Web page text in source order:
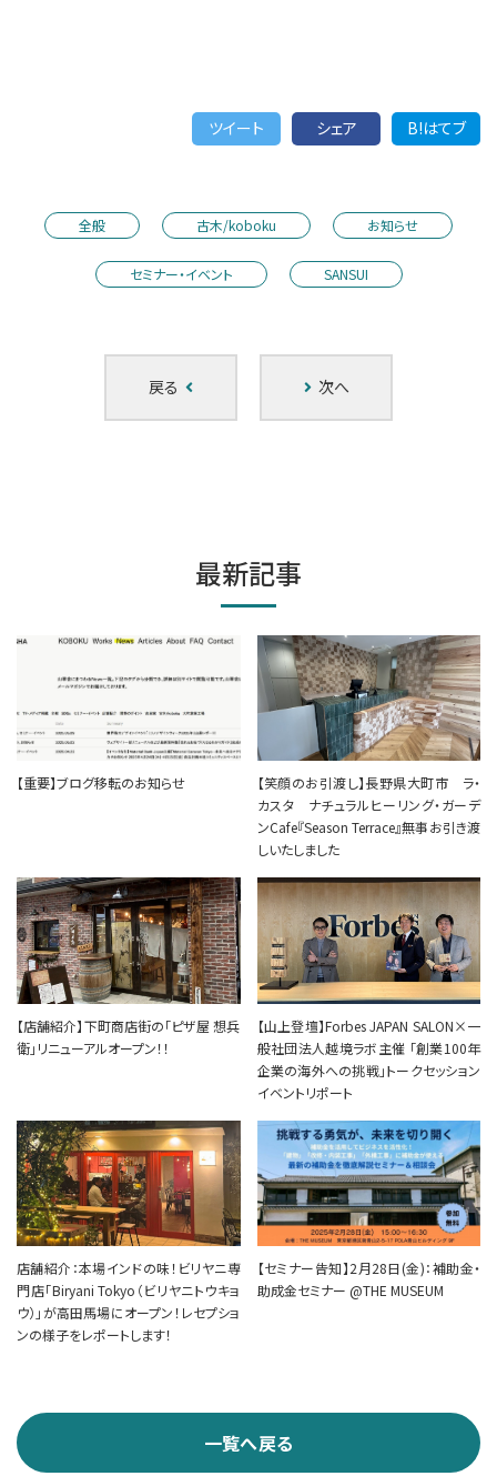
ツイート シェア B!はてブ
全般 古木/koboku お知らせ
セミナー・イベント SANSUI
戻る 次へ
最新記事
【重要】ブログ移転のお知らせ
【笑顔のお引渡し】長野県大町市 ラ・
カスタ ナチュラルヒーリング・ガーデ
ンCafe『Season Terrace』無事お引き渡
しいたしました
【店舗紹介】下町商店街の「ピザ屋 想兵
衛」リニューアルオープン！！
【山上登壇】Forbes JAPAN SALON×一
般社団法人越境ラボ主催 「創業100年
企業の海外への挑戦」トークセッション
イベントリポート
店舗紹介：本場インドの味！ビリヤニ専
門店「Biryani Tokyo（ビリヤニトウキョ
ウ）」が高田馬場にオープン！レセプショ
ンの様子をレポートします！
【セミナー告知】2月28日(金)：補助金・
助成金セミナー @THE MUSEUM
一覧へ戻る